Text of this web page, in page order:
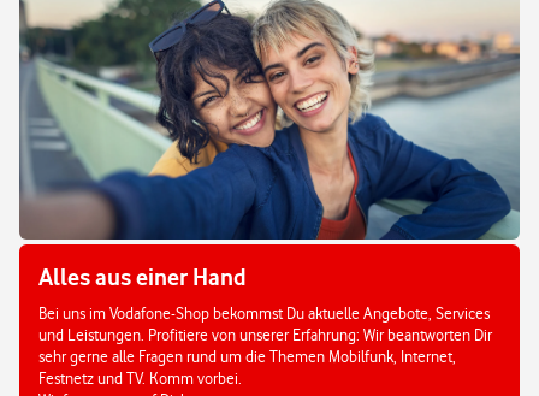
Alles aus einer Hand
Bei uns im Vodafone-Shop bekommst Du aktuelle Angebote, Services
und Leistungen. Profitiere von unserer Erfahrung: Wir beantworten Dir
sehr gerne alle Fragen rund um die Themen Mobilfunk, Internet,
Festnetz und TV. Komm vorbei.